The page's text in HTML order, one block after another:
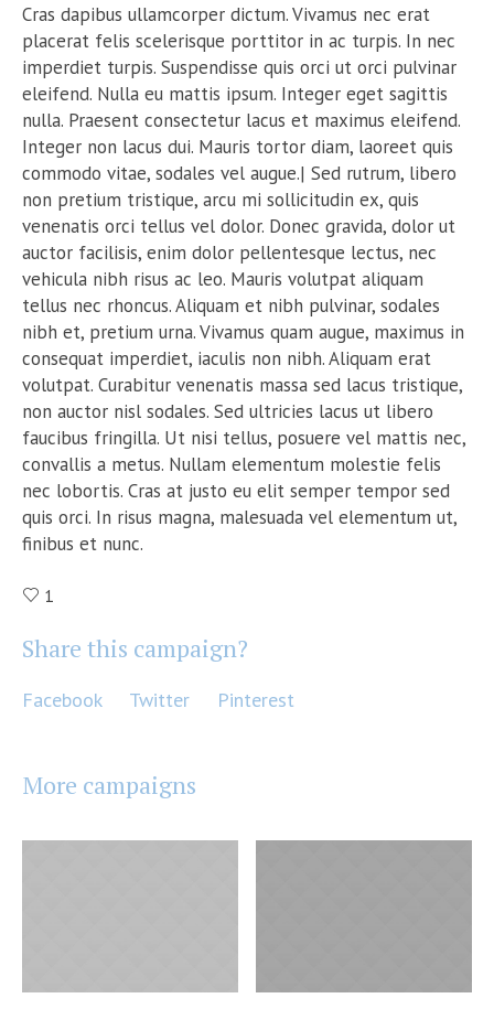
Cras dapibus ullamcorper dictum. Vivamus nec erat
placerat felis scelerisque porttitor in ac turpis. In nec
imperdiet turpis. Suspendisse quis orci ut orci pulvinar
eleifend. Nulla eu mattis ipsum. Integer eget sagittis
nulla. Praesent consectetur lacus et maximus eleifend.
Integer non lacus dui. Mauris tortor diam, laoreet quis
commodo vitae, sodales vel augue.| Sed rutrum, libero
non pretium tristique, arcu mi sollicitudin ex, quis
venenatis orci tellus vel dolor. Donec gravida, dolor ut
auctor facilisis, enim dolor pellentesque lectus, nec
vehicula nibh risus ac leo. Mauris volutpat aliquam
tellus nec rhoncus. Aliquam et nibh pulvinar, sodales
nibh et, pretium urna. Vivamus quam augue, maximus in
consequat imperdiet, iaculis non nibh. Aliquam erat
volutpat. Curabitur venenatis massa sed lacus tristique,
non auctor nisl sodales. Sed ultricies lacus ut libero
faucibus fringilla. Ut nisi tellus, posuere vel mattis nec,
convallis a metus. Nullam elementum molestie felis
nec lobortis. Cras at justo eu elit semper tempor sed
quis orci. In risus magna, malesuada vel elementum ut,
finibus et nunc.
1
Share this campaign?
Facebook Twitter Pinterest
More campaigns